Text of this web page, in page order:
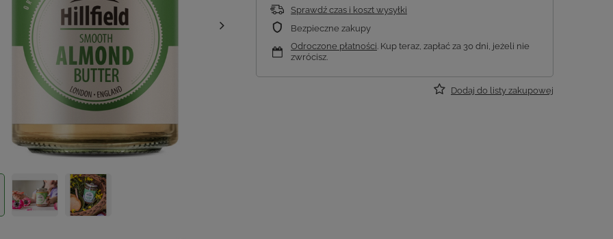
Sprawdź czas i koszt wysyłki
Bezpieczne zakupy
Odroczone płatności. Kup teraz, zapłać za 30 dni, jeżeli nie
zwrócisz.
Dodaj do listy zakupowej